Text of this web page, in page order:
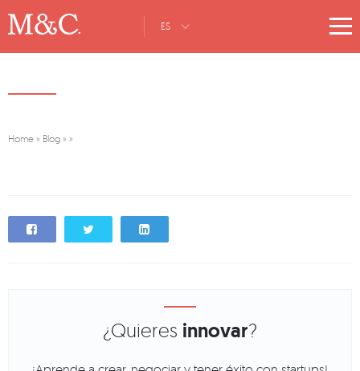
ES
Home » Blog » »
¿Quieres innovar?